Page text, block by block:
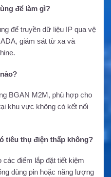
để làm gì?
để truyền dữ liệu IP qua vệ
giám sát từ xa và
BGAN M2M, phù hợp cho
khu vực không có kết nối
tiêu thụ điện thấp không?
điểm lắp đặt tiết kiệm
dùng pin hoặc năng lượng